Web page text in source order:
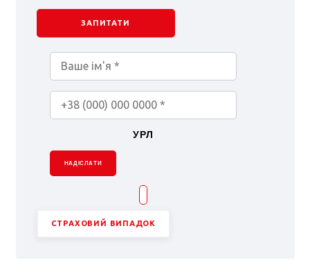
ЗАПИТАТИ
УРЛ
НАДІСЛАТИ
СТРАХОВИЙ ВИПАДОК